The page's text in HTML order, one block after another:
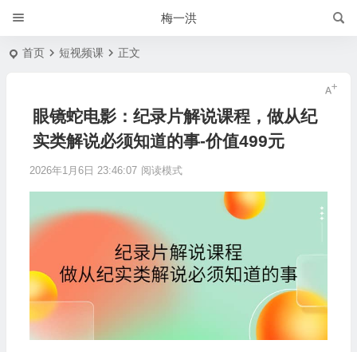
梅一洪
首页 短视频课 正文
眼镜蛇电影：纪录片解说课程，做从纪
实类解说必须知道的事-价值499元
2026年1月6日 23:46:07 阅读模式